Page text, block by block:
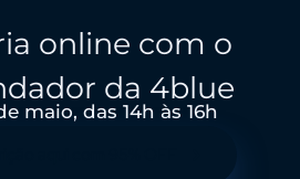
online com o
da 4blue
maio, das 14h às 16h